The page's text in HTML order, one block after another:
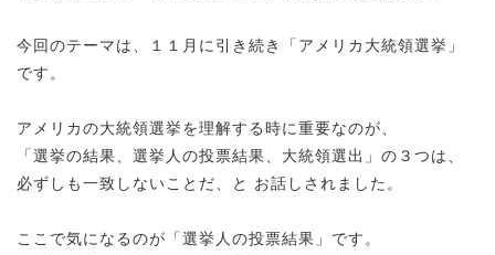
今回のテーマは、１１月に引き続き「アメリカ大統領選挙」
です。
アメリカの大統領選挙を理解する時に重要なのが、
「選挙の結果、選挙人の投票結果、大統領選出」の３つは、
必ずしも一致しないことだ、と お話しされました。
ここで気になるのが「選挙人の投票結果」です。